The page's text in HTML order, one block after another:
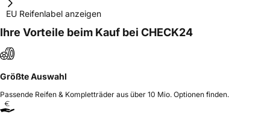
EU Reifenlabel anzeigen
Ihre Vorteile beim Kauf bei CHECK24
Größte Auswahl
Passende Reifen & Kompletträder aus über 10 Mio. Optionen finden.